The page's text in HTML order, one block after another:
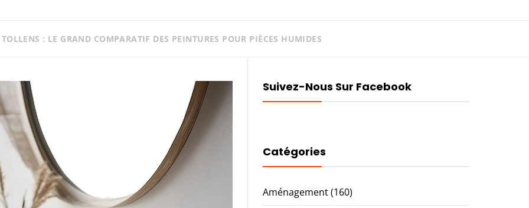
: LE GRAND COMPARATIF DES PEINTURES POUR PIÈCES HUMIDES
Suivez-Nous Sur Facebook
Catégories
Aménagement(160)